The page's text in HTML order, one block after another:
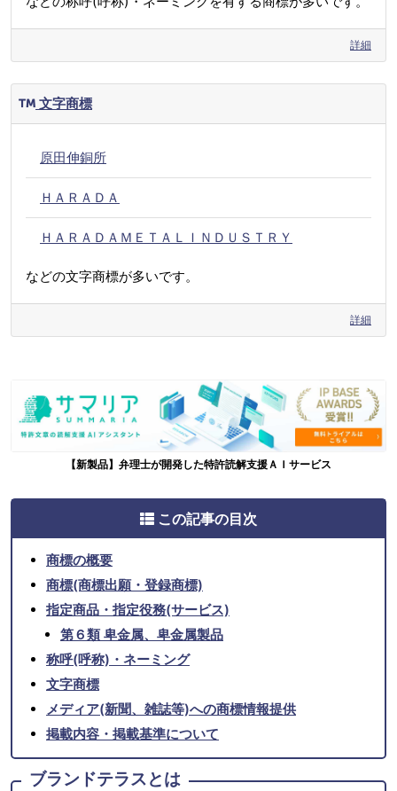
詳細
文字商標
原田伸銅所
ＨＡＲＡＤＡ
ＨＡＲＡＤＡＭＥＴＡＬＩＮＤＵＳＴＲＹ
などの文字商標が多いです。
詳細
【新製品】弁理士が開発した特許読解支援ＡＩサービス
この記事の目次
商標の概要
商標(商標出願・登録商標)
指定商品・指定役務(サービス)
第６類 卑金属、卑金属製品
称呼(呼称)・ネーミング
文字商標
メディア(新聞、雑誌等)への商標情報提供
掲載内容・掲載基準について
ブランドテラスとは